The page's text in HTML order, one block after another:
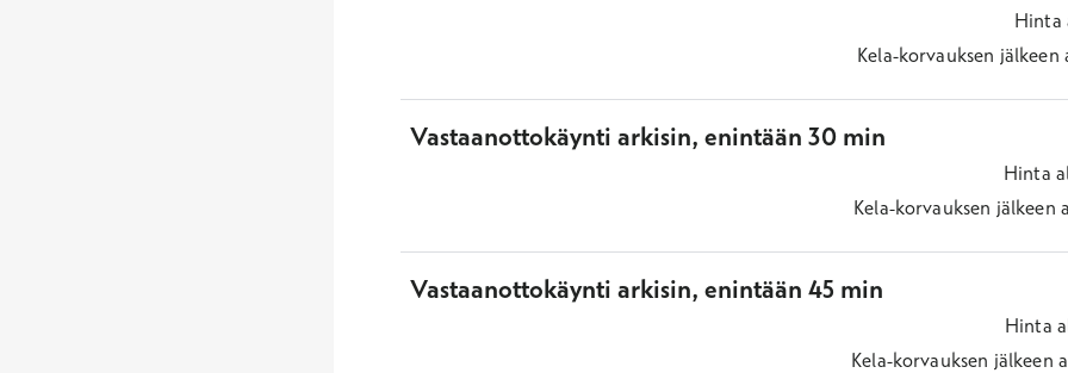
Hinta
Kela-korvauksen jälkeen
Vastaanottokäynti arkisin, enintään 30 min
Hinta
Kela-korvauksen jälkeen
Vastaanottokäynti arkisin, enintään 45 min
Hinta
Kela-korvauksen jälkeen